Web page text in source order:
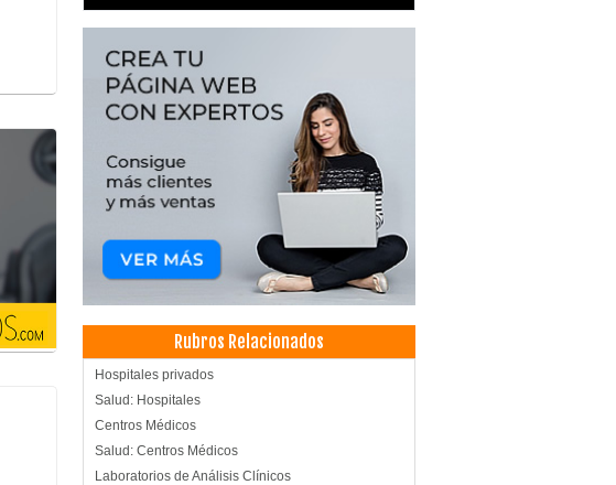
Rubros Relacionados
Hospitales privados
Salud: Hospitales
Centros Médicos
Salud: Centros Médicos
Laboratorios de Análisis Clínicos